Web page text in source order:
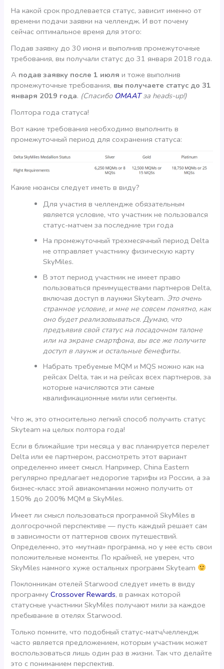
На какой срок продлевается статус, зависит именно от
времени подачи заявки на челлендж. И вот почему
сейчас оптимальное время для этого:
Подав заявку до 30 июня и выполнив промежуточные
требования, вы получали статус до 31 января 2018 года.
А подав заявку после 1 июля и тоже выполнив
промежуточные требования, вы получаете статус до 31
января 2019 года. (Спасибо OMAATза heads-up!)
Полтора года статуса!
Вот какие требования необходимо выполнить в
промежуточный период для сохранения статуса:
Какие нюансы следует иметь в виду?
Для участия в челлендже обязательным
является условие, что участник не пользовался
статус-матчем за последние три года
На промежуточный трехмесячный период Delta
не отправляет участнику физическую карту
SkyMiles.
В этот период участник не имеет право
пользоваться преимуществами партнеров Delta,
включая доступ в лаунжи Skyteam. Это очень
странное условие, и мне не совсем понятно, как
оно будет реализовываться. Думаю, что
предъявив свой статус на посадочном талоне
или на экране смартфона, вы все же получите
доступ в лаунж и остальные бенефиты.
Набрать требуемые MQM и MQS можно как на
рейсах Delta, так и на рейсах всех партнеров, за
которые начисляются эти самые
квалификационные мили или сегменты.
Что ж, это относительно легкий способ получить статус
Skyteam на целых полтора года!
Если в ближайшие три месяца у вас планируется перелет
Delta или ее партнером, рассмотреть этот вариант
определенно имеет смысл. Например, China Eastern
регулярно предлагает недорогие тарифы из России, а за
бизнес-класс этой авиакомпании можно получить от
150% до 200% MQM в SkyMiles.
Имеет ли смысл пользоваться программой SkyMiles в
долгосрочной перспективе — пусть каждый решает сам
в зависимости от паттернов своих путешествий.
Определенно, это «мутная» программа, но у нее есть свои
положительные моменты. По крайней, не уверен, что
SkyMiles намного хуже остальных программ Skyteam
Поклонникам отелей Starwood следует иметь в виду
программуCrossover Rewards, в рамках которой
статусные участники SkyMiles получают мили за каждое
пребывание в отелях Starwood.
Только помните, что подобный статус-матч/челлендж
часто является предложением, которым участник может
воспользоваться лишь один раз в жизни. Так что делайте
это с пониманием перспектив.